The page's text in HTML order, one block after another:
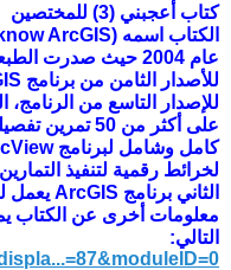
كتاب أعجبني (3) للمختصين
على أكثر من 50
الثاني برنامج ArcGIS يعمل لمدة ستة أشهر
معلومات أخرى عن الكتاب
التالي: